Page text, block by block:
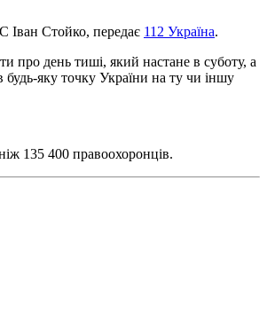
Іван Стойко, передає 112 Україна.
про день тиші, який настане в суботу, а
будь-яку точку України на ту чи іншу
135 400 правоохоронців.